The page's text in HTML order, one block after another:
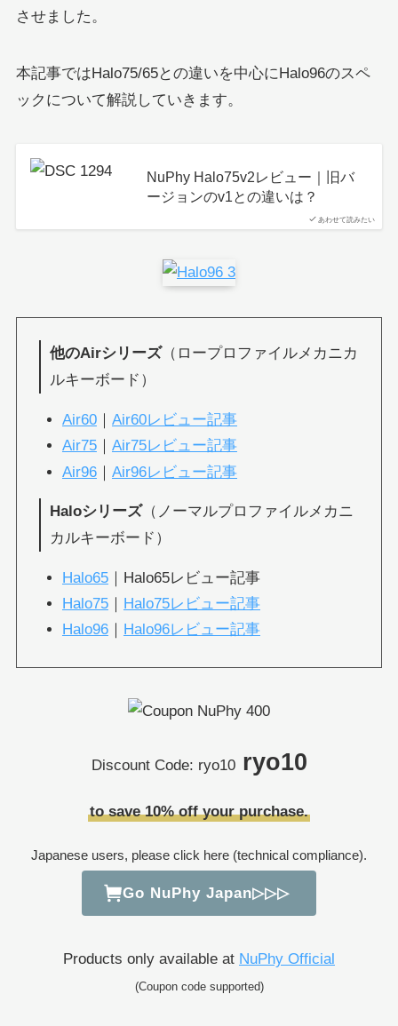
させました。
本記事ではHalo75/65との違いを中心にHalo96のスペ
ックについて解説していきます。
あわせて読みたい
NuPhy Halo75v2レビュー｜旧バ
ージョンのv1との違いは？
他のAirシリーズ（ロープロファイルメカニカ
ルキーボード）
Air60｜ Air60レビュー記事
Air75｜ Air75レビュー記事
Air96｜ Air96レビュー記事
Haloシリーズ（ノーマルプロファイルメカニ
カルキーボード）
Halo65｜Halo65レビュー記事
Halo75｜ Halo75レビュー記事
Halo96｜ Halo96レビュー記事
Discount Code: ryo10ryo10
to save 10% off your purchase.
Japanese users, please click here (technical compliance).
Go NuPhy Japan▷▷▷
Products only available at NuPhy Official
(Coupon code supported)